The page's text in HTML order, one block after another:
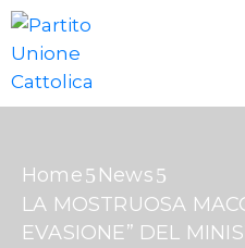
SIAMO
TESSERAMENTO
Home
News
LA MOSTRUOSA
EVASIONE” DEL